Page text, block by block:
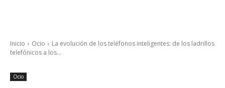
Inicio Ocio
La evolución de los teléfonos inteligentes: de los ladrillos
telefónicos a los...
Ocio